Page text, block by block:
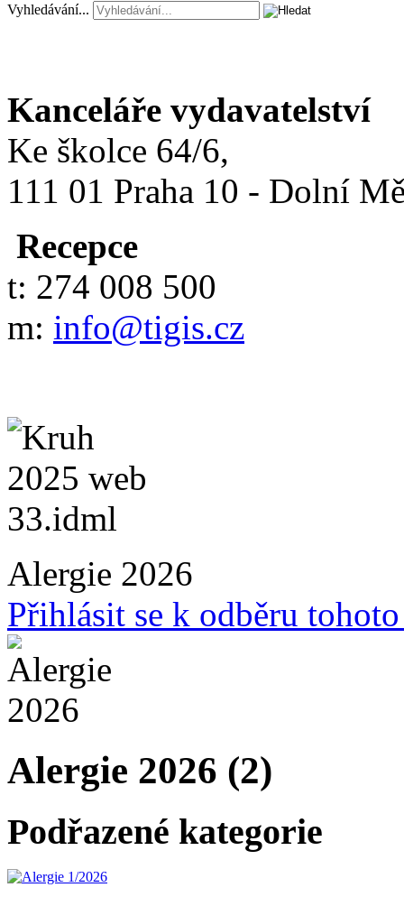
Vyhledávání...
Kanceláře vydavatelství
Ke školce 64/6,
111 01 Praha 10 - Dolní
Recepce
t: 274 008 500
m: info@tigis.cz
Alergie 2026
Přihlásit se k odběru
Alergie 2026 (2)
Podřazené kategorie